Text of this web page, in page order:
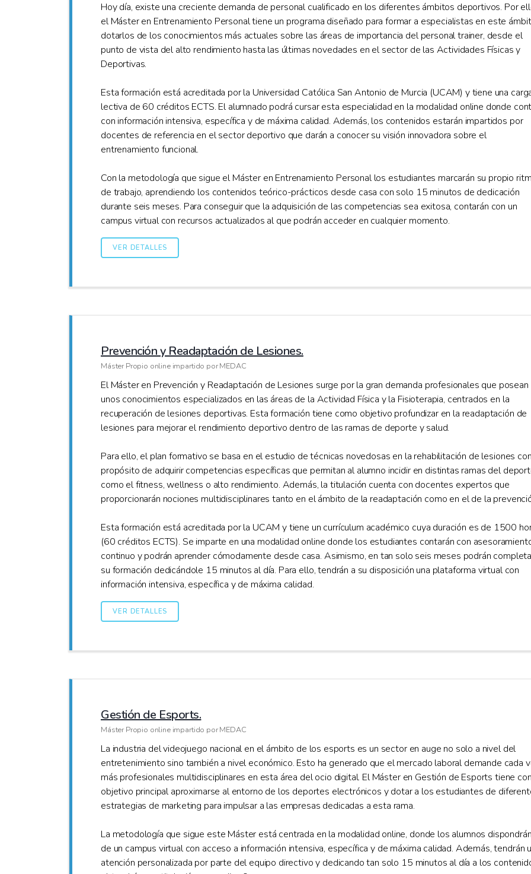
Hoy día, existe una creciente demanda de personal cualificado en los diferentes ámbitos deportivos. Por
el Máster en Entrenamiento Personal tiene un programa diseñado para formar a especialistas en este
dotarlos de los conocimientos más actuales sobre las áreas de importancia del personal trainer, desde el
punto de vista del alto rendimiento hasta las últimas novedades en el sector de las Actividades Físicas y
Deportivas.
Esta formación está acreditada por la Universidad Católica San Antonio de Murcia (UCAM) y tiene una
lectiva de 60 créditos ECTS. El alumnado podrá cursar esta especialidad en la modalidad online donde
con información intensiva, específica y de máxima calidad. Además, los contenidos estarán impartidos por
docentes de referencia en el sector deportivo que darán a conocer su visión innovadora sobre el
entrenamiento funcional.
Con la metodología que sigue el Máster en Entrenamiento Personal los estudiantes marcarán su propio
de trabajo, aprendiendo los contenidos teórico-prácticos desde casa con solo 15 minutos de dedicación
durante seis meses. Para conseguir que la adquisición de las competencias sea exitosa, contarán con un
campus virtual con recursos actualizados al que podrán acceder en cualquier momento.
VER DETALLES
Prevención y Readaptación de Lesiones.
Máster Propio online impartido por MEDAC
El Máster en Prevención y Readaptación de Lesiones surge por la gran demanda profesionales que posean
unos conocimientos especializados en las áreas de la Actividad Física y la Fisioterapia, centrados en la
recuperación de lesiones deportivas. Esta formación tiene como objetivo profundizar en la readaptación de
lesiones para mejorar el rendimiento deportivo dentro de las ramas de deporte y salud.
Para ello, el plan formativo se basa en el estudio de técnicas novedosas en la rehabilitación de lesiones
propósito de adquirir competencias específicas que permitan al alumno incidir en distintas ramas del
como el fitness, wellness o alto rendimiento. Además, la titulación cuenta con docentes expertos que
proporcionarán nociones multidisciplinares tanto en el ámbito de la readaptación como en el de la
Esta formación está acreditada por la UCAM y tiene un currículum académico cuya duración es de 1500
(60 créditos ECTS). Se imparte en una modalidad online donde los estudiantes contarán con
continuo y podrán aprender cómodamente desde casa. Asimismo, en tan solo seis meses podrán
su formación dedicándole 15 minutos al día. Para ello, tendrán a su disposición una plataforma virtual con
información intensiva, específica y de máxima calidad.
VER DETALLES
Gestión de Esports.
Máster Propio online impartido por MEDAC
La industria del videojuego nacional en el ámbito de los esports es un sector en auge no solo a nivel del
entretenimiento sino también a nivel económico. Esto ha generado que el mercado laboral demande cada
más profesionales multidisciplinares en esta área del ocio digital. El Máster en Gestión de Esports tiene
objetivo principal aproximarse al entorno de los deportes electrónicos y dotar a los estudiantes de
estrategias de marketing para impulsar a las empresas dedicadas a esta rama.
La metodología que sigue este Máster está centrada en la modalidad online, donde los alumnos dispondrán
de un campus virtual con acceso a información intensiva, específica y de máxima calidad. Además, tendrán
atención personalizada por parte del equipo directivo y dedicando tan solo 15 minutos al día a los